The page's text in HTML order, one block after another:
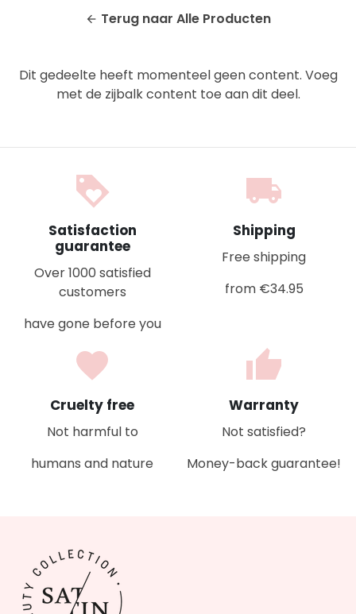
arrow_back Terug naar Alle Producten
Dit gedeelte heeft momenteel geen content. Voeg
met de zijbalk content toe aan dit deel.
loyalty
Satisfaction
guarantee
Over 1000 satisfied
customers
have gone before you
local_shipping
Shipping
Free shipping
from €34.95
favorite
Cruelty free
Not harmful to
humans and nature
thumb_up
Warranty
Not satisfied?
Money-back guarantee!